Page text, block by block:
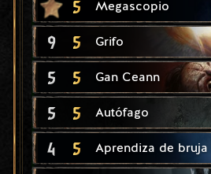
5 Megascopio
9 5 Grifo
5 5 Gan Ceann
5 5 Autófago
4 5 Aprendiza de bruja